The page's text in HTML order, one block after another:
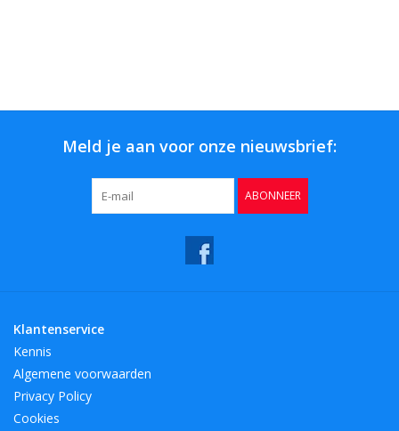
Meld je aan voor onze nieuwsbrief:
ABONNEER
Klantenservice
Kennis
Algemene voorwaarden
Privacy Policy
Cookies